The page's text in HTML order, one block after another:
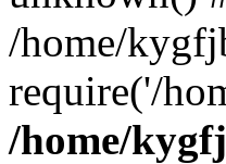
/home/
require('/
/home/